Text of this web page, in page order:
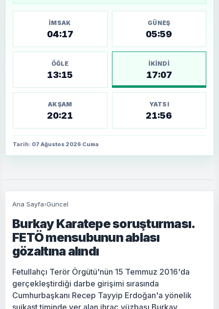
İMSAK
04:17
GÜNEŞ
05:59
ÖĞLE
13:15
İKINDI
17:07
AKŞAM
20:21
YATSI
21:56
Tarih: 07 Ağustos 2026 Cuma
Ana Sayfa›Güncel
Burkay Karatepe soruşturması.
FETÖ mensubunun ablası
gözaltına alındı
Fetullahçı Terör Örgütü'nün 15 Temmuz 2016'da
gerçekleştirdiği darbe girişimi sırasında
Cumhurbaşkanı Recep Tayyip Erdoğan'a yönelik